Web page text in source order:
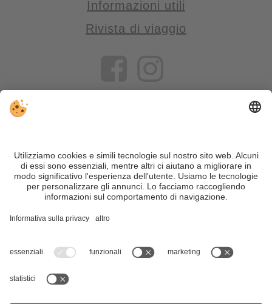
Informazioni utili
Rivista di viaggio
VIVOSüdtirol è il portale di viaggio per chi desidera vivere il
Trentino Alto Adige davvero – con consigli autentici, alloggi e
offerte su misura.
Nonostante il lavoro accurato e il costante aggiornamento dei
motivi di sicurezza, si prega di verificare chiedendo